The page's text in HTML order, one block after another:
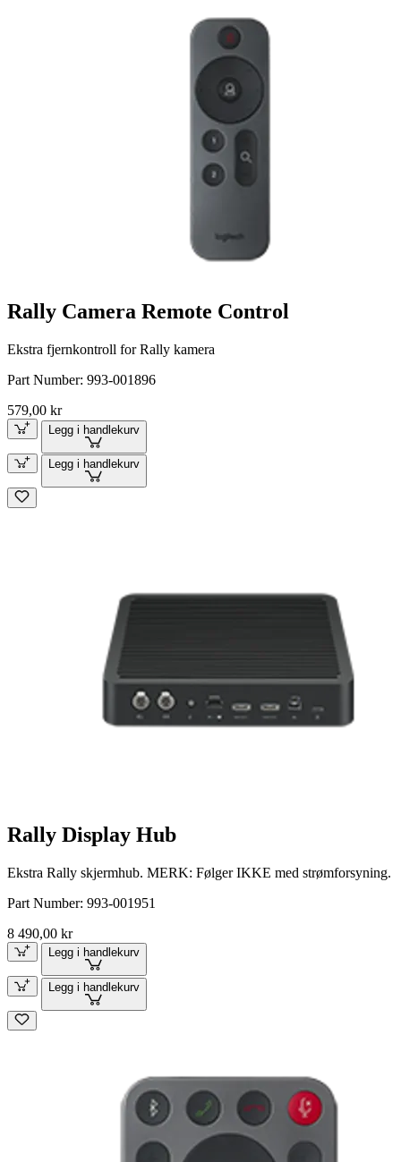
Rally Camera Remote Control
Ekstra fjernkontroll for Rally kamera
Part Number: 993-001896
579,00 kr
Legg i handlekurv
Legg i handlekurv
Rally Display Hub
Ekstra Rally skjermhub. MERK: Følger IKKE med strømforsyning.
Part Number: 993-001951
8 490,00 kr
Legg i handlekurv
Legg i handlekurv